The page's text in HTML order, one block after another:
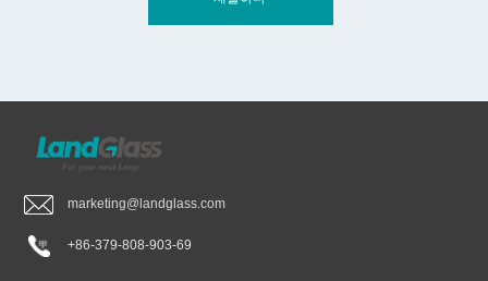
marketing@landglass.com
+86-379-808-903-69